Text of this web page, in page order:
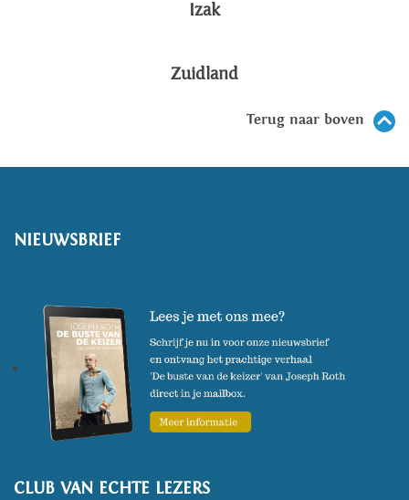
Izak
Zuidland
Terug naar boven
NIEUWSBRIEF
CLUB VAN ECHTE LEZERS